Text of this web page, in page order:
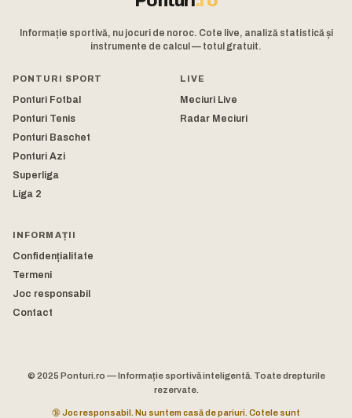
Informație sportivă, nu jocuri de noroc. Cote live, analiză statistică și
instrumente de calcul — totul gratuit.
PONTURI SPORT
Ponturi Fotbal
Ponturi Tenis
Ponturi Baschet
Ponturi Azi
Superliga
Liga 2
LIVE
Meciuri Live
Radar Meciuri
INFORMAȚII
Confidențialitate
Termeni
Joc responsabil
Contact
© 2025 Ponturi.ro — Informație sportivă inteligentă. Toate drepturile
rezervate.
🔞 Joc responsabil. Nu suntem casă de pariuri. Cotele sunt